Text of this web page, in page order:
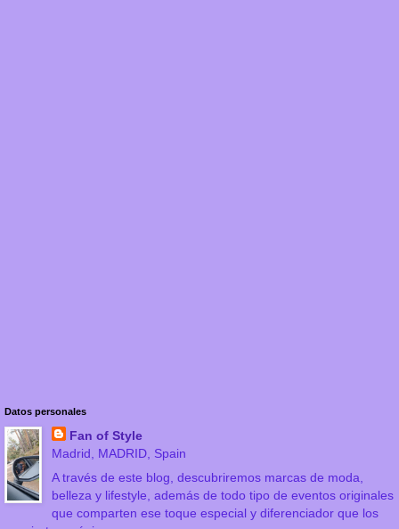
Datos personales
Fan of Style
Madrid, MADRID, Spain
A través de este blog, descubriremos marcas de moda,
belleza y lifestyle, además de todo tipo de eventos originales
que comparten ese toque especial y diferenciador que los